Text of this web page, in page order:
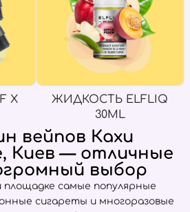
X
ЖИДКОСТЬ ELFLIQ
30ML
вейпов Кахи
Киев — отличные
выбор
самые популярные
сигареты и многоразовые